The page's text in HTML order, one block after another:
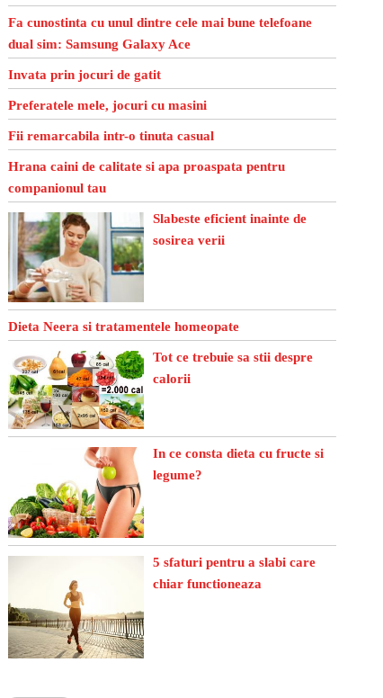
Fa cunostinta cu unul dintre cele mai bune telefoane
dual sim: Samsung Galaxy Ace
Invata prin jocuri de gatit
Preferatele mele, jocuri cu masini
Fii remarcabila intr-o tinuta casual
Hrana caini de calitate si apa proaspata pentru
companionul tau
Slabeste eficient inainte de
sosirea verii
Dieta Neera si tratamentele homeopate
Tot ce trebuie sa stii despre
calorii
In ce consta dieta cu fructe si
legume?
5 sfaturi pentru a slabi care
chiar functioneaza